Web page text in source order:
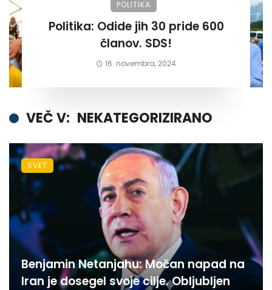
POLITIKA
Politika: Odide jih 30 pride 600
članov. SDS!
16. novembra, 2024
VEČ V: NEKATEGORIZIRANO
Benjamin Netanjahu: Močan napad na
Iran je dosegel svoje cilje. Obljubljen
SVET